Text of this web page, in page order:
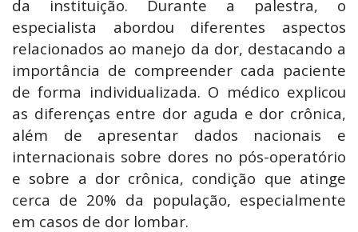
da instituição. Durante a palestra, o
especialista abordou diferentes aspectos
relacionados ao manejo da dor, destacando a
importância de compreender cada paciente
de forma individualizada. O médico explicou
as diferenças entre dor aguda e dor crônica,
além de apresentar dados nacionais e
internacionais sobre dores no pós-operatório
e sobre a dor crônica, condição que atinge
cerca de 20% da população, especialmente
em casos de dor lombar.